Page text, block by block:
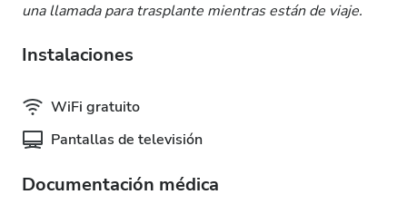
una llamada para trasplante mientras están de viaje.
Instalaciones
WiFi gratuito
Pantallas de televisión
Documentación médica